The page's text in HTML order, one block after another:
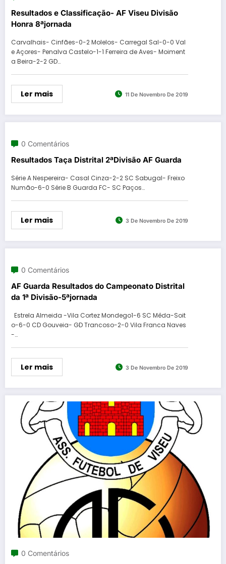
Resultados e Classificação- AF Viseu Divisão
Honra 8ªjornada
Carvalhais- Cinfães-0-2 Molelos- Carregal Sal-0-0 Val
e Açores- Penalva Castelo-1-1 Ferreira de Aves- Moiment
a Beira-2-2 GD…
Ler mais 11 De Novembro De 2019
0 Comentários
Resultados Taça Distrital 2ªDivisão AF Guarda
Série A Nespereira- Casal Cinza-2-2 SC Sabugal- Freixo
Numão-6-0 Série B Guarda FC- SC Paços…
Ler mais 3 De Novembro De 2019
0 Comentários
AF Guarda Resultados do Campeonato Distrital
da 1ª Divisão-5ªjornada
Estrela Almeida -Vila Cortez Mondego1-6 SC Mêda-Soit
o-6-0 CD Gouveia- GD Trancoso-2-0 Vila Franca Naves
-…
Ler mais 3 De Novembro De 2019
0 Comentários